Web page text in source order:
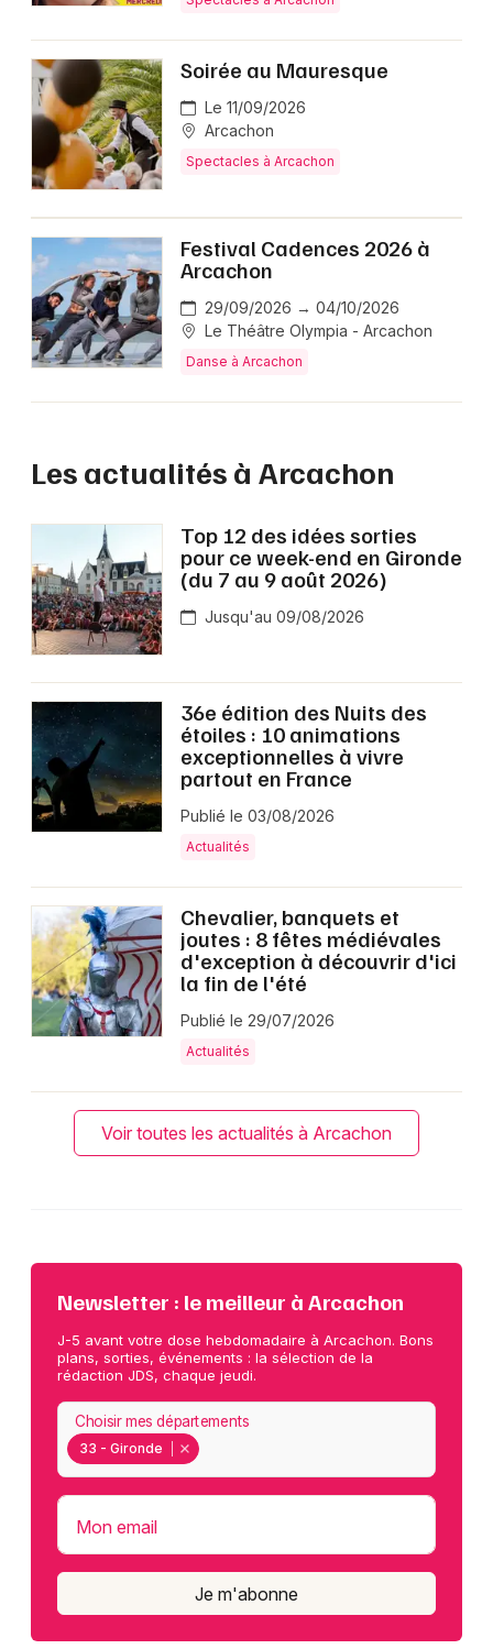
Soirée au Mauresque
Le 11/09/2026
Arcachon
Spectacles à Arcachon
Festival Cadences 2026 à
Arcachon
29/09/2026 → 04/10/2026
Le Théâtre Olympia - Arcachon
Danse à Arcachon
Les actualités à Arcachon
Top 12 des idées sorties
pour ce week-end en Gironde
(du 7 au 9 août 2026)
Jusqu'au 09/08/2026
36e édition des Nuits des
étoiles : 10 animations
exceptionnelles à vivre
partout en France
Publié le 03/08/2026
Actualités
Chevalier, banquets et
joutes : 8 fêtes médiévales
d'exception à découvrir d'ici
la fin de l'été
Publié le 29/07/2026
Actualités
Voir toutes les actualités à Arcachon
Newsletter : le meilleur à Arcachon
J-5 avant votre dose hebdomadaire à Arcachon. Bons
plans, sorties, événements : la sélection de la
rédaction JDS, chaque jeudi.
33 - Gironde
Choisir mes départements
Mon email
Je m'abonne